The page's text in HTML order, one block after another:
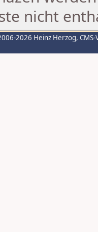
nicht
2026 Heinz Herzog,